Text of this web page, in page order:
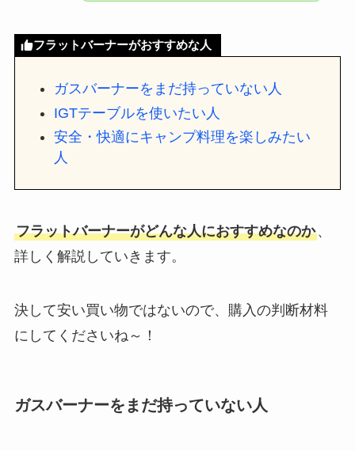
フラットバーナーがおすすめな人
ガスバーナーをまだ持っていない人
IGTテーブルを使いたい人
安全・快適にキャンプ料理を楽しみたい
人
フラットバーナーがどんな人におすすめなのか、
詳しく解説していきます。
決して安い買い物ではないので、購入の判断材料
にしてくださいね～！
ガスバーナーをまだ持っていない人